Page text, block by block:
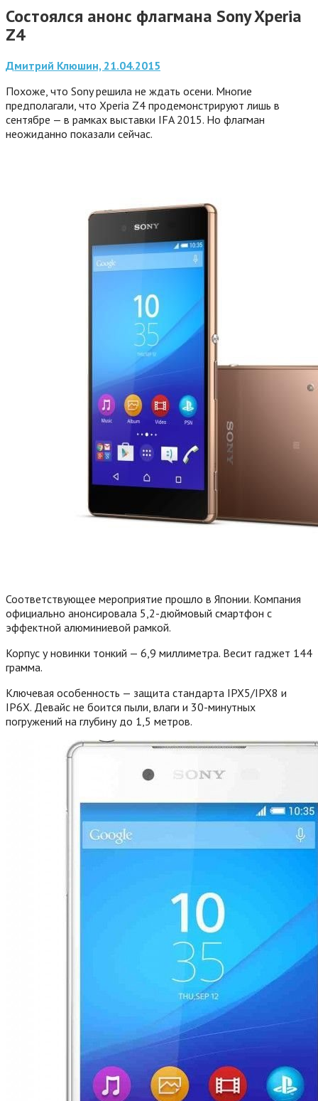
Состоялся анонс флагмана Sony Xperia
Z4
Дмитрий Клюшин, 21.04.2015
Похоже, что Sony решила не ждать осени. Многие
предполагали, что Xperia Z4 продемонстрируют лишь в
сентябре — в рамках выставки IFA 2015. Но флагман
неожиданно показали сейчас.
Соответствующее мероприятие прошло в Японии. Компания
официально анонсировала 5,2-дюймовый смартфон с
эффектной алюминиевой рамкой.
Корпус у новинки тонкий — 6,9 миллиметра. Весит гаджет 144
грамма.
Ключевая особенность — защита стандарта IPX5/IPX8 и
IP6X. Девайс не боится пыли, влаги и 30-минутных
погружений на глубину до 1,5 метров.